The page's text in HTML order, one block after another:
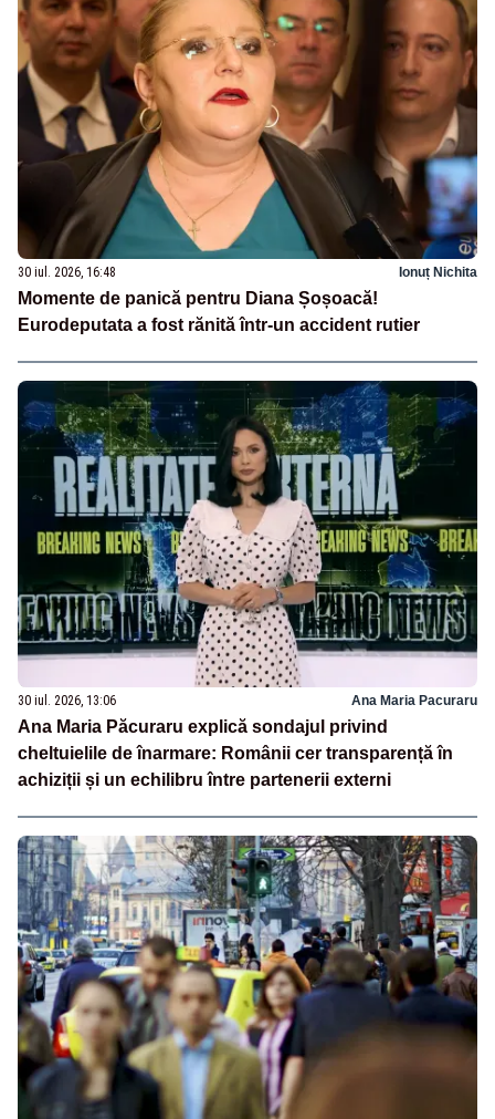
30 iul. 2026, 16:48 Ionuț Nichita
Momente de panică pentru Diana Șoșoacă!
Eurodeputata a fost rănită într-un accident rutier
30 iul. 2026, 13:06 Ana Maria Pacuraru
Ana Maria Păcuraru explică sondajul privind
cheltuielile de înarmare: Românii cer transparență în
achiziții și un echilibru între partenerii externi